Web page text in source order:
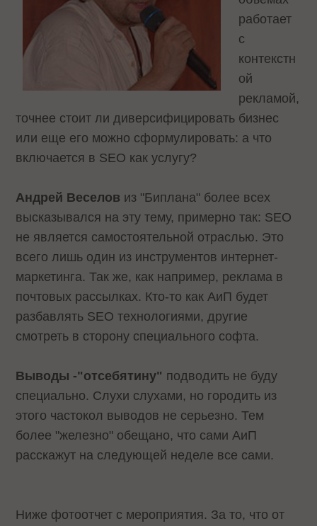
работает
с
контекстн
ой
рекламой,
точнее стоит ли диверсифицировать бизнес
или еще его можно сформулировать: а что
включается в SEO как услугу?
Андрей Веселов из "Биплана" более всех
высказывался на эту тему, примерно так: SEO
не является самостоятельной отраслью. Это
всего лишь один из инструментов интернет-
маркетинга. Так же, как например, реклама в
почтовых рассылках. Кто-то как АиП будет
разбавлять SEO технологиями, другие
смотреть в сторону специального софта.
Выводы -"отсебятину" подводить не буду
специально. Слухи слухами, но городить из
этого частокол выводов не серьезно. Тем
более "железно" обещано, что сами АиП
расскажут на следующей неделе все сами.
Ниже фотоотчет с мероприятия. За то, что от